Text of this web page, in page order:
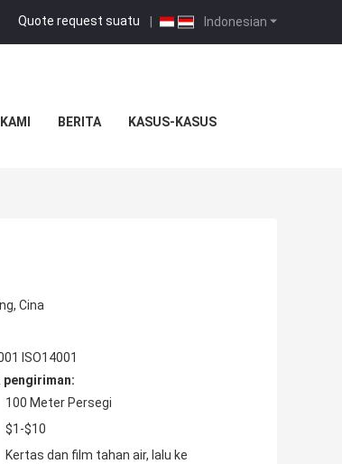
Indonesian
Quote request suatu |
BERITA KASUS-KASUS
Cina
ISO14001
pengiriman:
100 Meter Persegi
$1-$10
Kertas dan film tahan air, lalu ke